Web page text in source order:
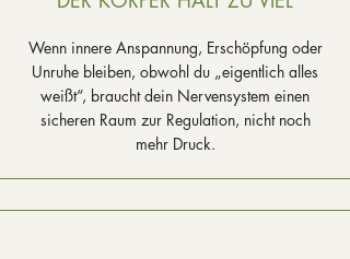
Wenn innere Anspannung, Erschöpfung oder
Unruhe bleiben, obwohl du „eigentlich alles
weißt“, braucht dein Nervensystem einen
sicheren Raum zur Regulation, nicht noch
mehr Druck.